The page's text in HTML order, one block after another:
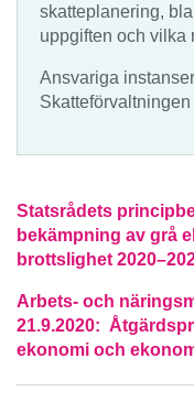
skatteplanering,
uppgiften och vilka
Ansvariga
Skatteförvaltningen
Statsrådets
bekämpning av grå
brottslighet
Arbets- och
21.9.2020:
ekonomi och